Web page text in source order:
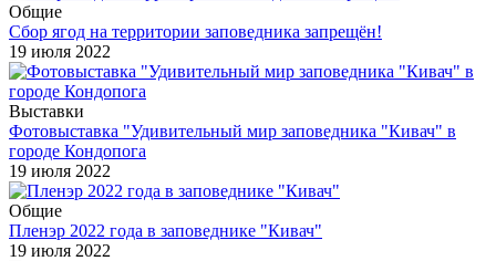
Общие
Сбор ягод на территории заповедника запрещён!
19 июля 2022
Выставки
Фотовыставка "Удивительный мир заповедника "Кивач" в
городе Кондопога
19 июля 2022
Общие
Пленэр 2022 года в заповеднике "Кивач"
19 июля 2022